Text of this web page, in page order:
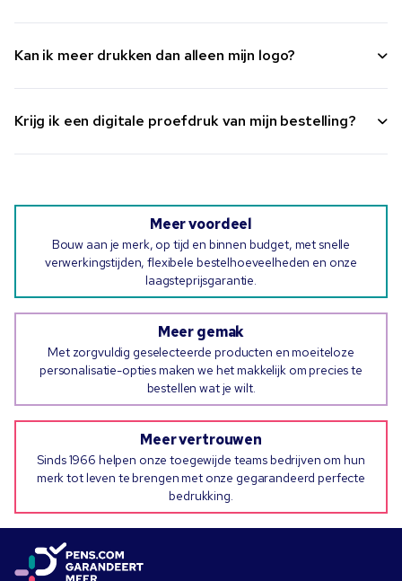
Kan ik meer drukken dan alleen mijn logo?
Krijg ik een digitale proefdruk van mijn bestelling?
Meer voordeel
Bouw aan je merk, op tijd en binnen budget, met snelle
verwerkingstijden, flexibele bestelhoeveelheden en onze
laagsteprijsgarantie.
Meer gemak
Met zorgvuldig geselecteerde producten en moeiteloze
personalisatie-opties maken we het makkelijk om precies te
bestellen wat je wilt.
Meer vertrouwen
Sinds 1966 helpen onze toegewijde teams bedrijven om hun
merk tot leven te brengen met onze gegarandeerd perfecte
bedrukking.